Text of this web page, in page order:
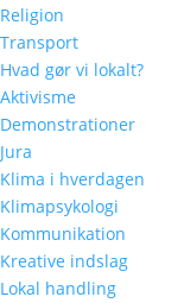
Religion
Transport
Hvad gør vi lokalt?
Aktivisme
Demonstrationer
Jura
Klima i hverdagen
Klimapsykologi
Kommunikation
Kreative indslag
Lokal handling